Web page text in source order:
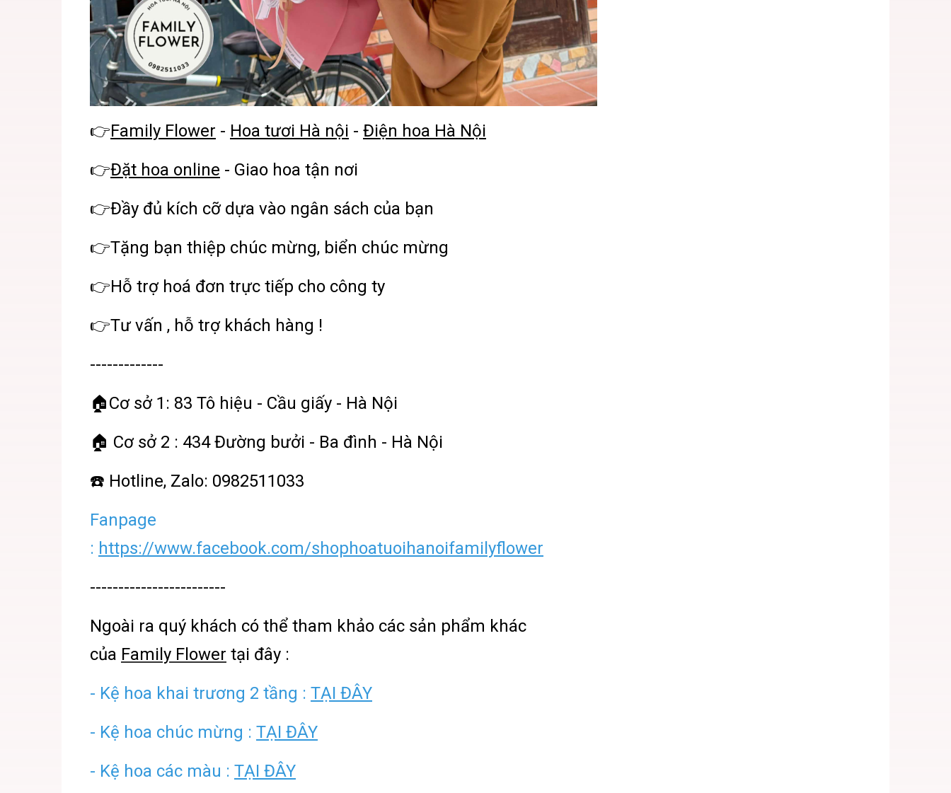
👉Family Flower - Hoa tươi Hà nội - Điện hoa Hà Nội
👉Đặt hoa online - Giao hoa tận nơi
👉Đầy đủ kích cỡ dựa vào ngân sách của bạn
👉Tặng bạn thiệp chúc mừng, biển chúc mừng
👉Hỗ trợ hoá đơn trực tiếp cho công ty
👉Tư vấn , hỗ trợ khách hàng !
-------------
🏠Cơ sở 1: 83 Tô hiệu - Cầu giấy - Hà Nội
🏠 Cơ sở 2 : 434 Đường bưởi - Ba đình - Hà Nội
☎️ Hotline, Zalo: 0982511033
Fanpage
: https://www.facebook.com/shophoatuoihanoifamilyflower
------------------------
Ngoài ra quý khách có thể tham khảo các sản phẩm khác
của Family Flower tại đây :
- Kệ hoa khai trương 2 tầng : TẠI ĐÂY
- Kệ hoa chúc mừng : TẠI ĐÂY
- Kệ hoa các màu : TẠI ĐÂY